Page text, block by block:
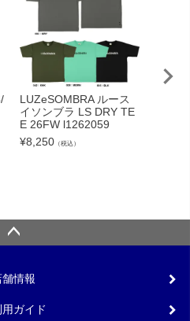
LUZeSOMBRA ルース
イソンブラ LS DRY TE
E 26FW l1262059
¥8,250 （税込）
舗情報
用ガイド